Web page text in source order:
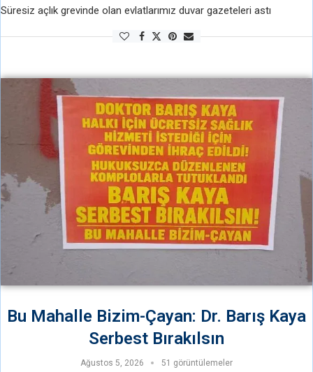
Süresiz açlık grevinde olan evlatlarımız duvar gazeteleri astı
Bu Mahalle Bizim-Çayan: Dr. Barış Kaya
Serbest Bırakılsın
Ağustos 5, 2026 51 görüntülemeler